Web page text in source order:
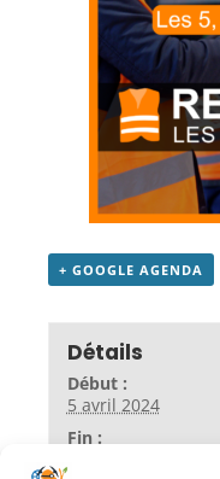
+ GOOGLE AGENDA
Détails
Début :
5 avril 2024
Fin :